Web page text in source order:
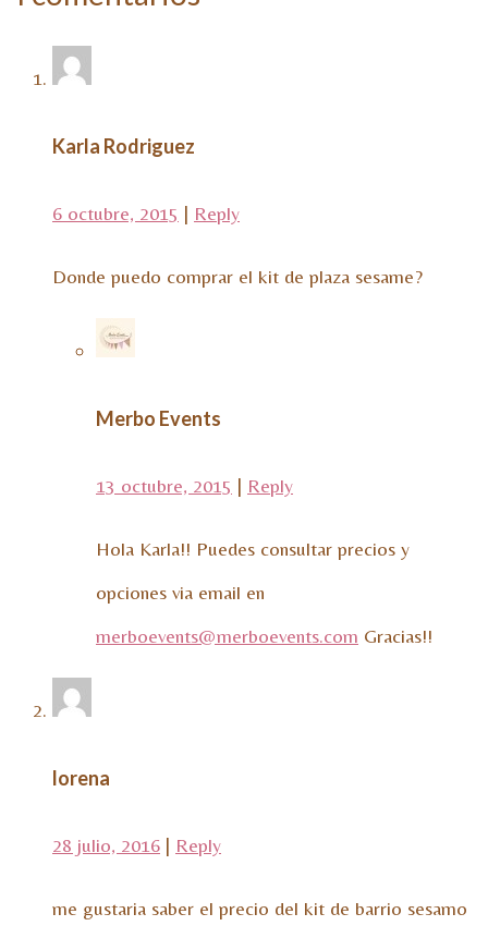
Karla Rodriguez
6 octubre, 2015 | Reply
Donde puedo comprar el kit de plaza sesame?
Merbo Events
13 octubre, 2015 | Reply
Hola Karla!! Puedes consultar precios y
opciones via email en
merboevents@merboevents.com Gracias!!
lorena
28 julio, 2016 | Reply
me gustaria saber el precio del kit de barrio sesamo